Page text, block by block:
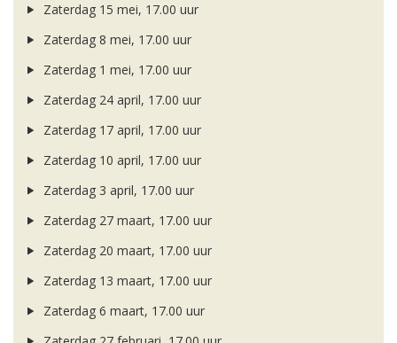
Zaterdag 15 mei, 17.00 uur
Zaterdag 8 mei, 17.00 uur
Zaterdag 1 mei, 17.00 uur
Zaterdag 24 april, 17.00 uur
Zaterdag 17 april, 17.00 uur
Zaterdag 10 april, 17.00 uur
Zaterdag 3 april, 17.00 uur
Zaterdag 27 maart, 17.00 uur
Zaterdag 20 maart, 17.00 uur
Zaterdag 13 maart, 17.00 uur
Zaterdag 6 maart, 17.00 uur